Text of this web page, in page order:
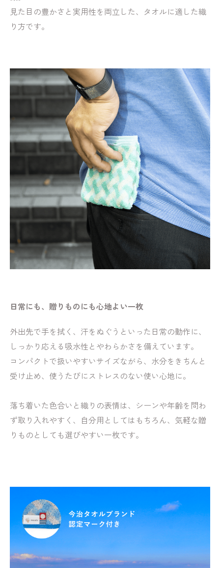
見た目の豊かさと実用性を両立した、タオルに適した織
り方です。
日常にも、贈りものにも心地よい一枚
外出先で手を拭く、汗をぬぐうといった日常の動作に、
しっかり応える吸水性とやわらかさを備えています。
コンパクトで扱いやすいサイズながら、水分をきちんと
受け止め、使うたびにストレスのない使い心地に。
落ち着いた色合いと織りの表情は、シーンや年齢を問わ
ず取り入れやすく、自分用としてはもちろん、気軽な贈
りものとしても選びやすい一枚です。